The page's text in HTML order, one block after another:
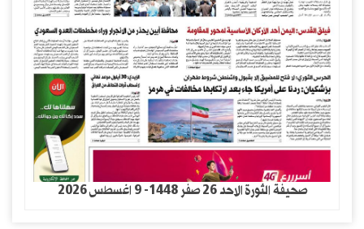
صحيفة الثورة الاحد 26 صفر 1448- 9 اغسطس 2026